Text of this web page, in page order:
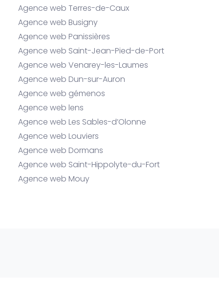
Agence web Terres-de-Caux
Agence web Busigny
Agence web Panissières
Agence web Saint-Jean-Pied-de-Port
Agence web Venarey-les-Laumes
Agence web Dun-sur-Auron
Agence web gémenos
Agence web lens
Agence web Les Sables-d’Olonne
Agence web Louviers
Agence web Dormans
Agence web Saint-Hippolyte-du-Fort
Agence web Mouy